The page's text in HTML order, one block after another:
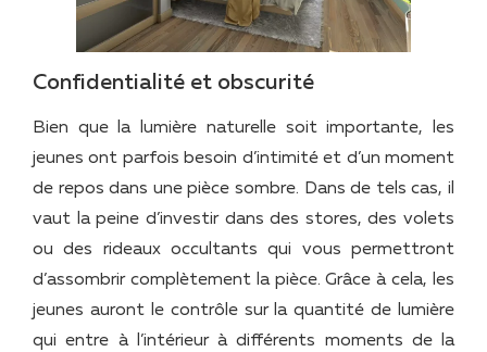
Confidentialité et obscurité
Bien que la lumière naturelle soit importante, les
jeunes ont parfois besoin d’intimité et d’un moment
de repos dans une pièce sombre. Dans de tels cas, il
vaut la peine d’investir dans des stores, des volets
ou des rideaux occultants qui vous permettront
d’assombrir complètement la pièce. Grâce à cela, les
jeunes auront le contrôle sur la quantité de lumière
qui entre à l’intérieur à différents moments de la